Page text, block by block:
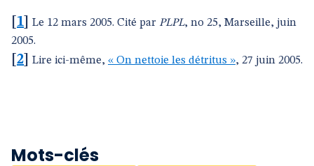
1 Le 12 mars 2005. Cité par PLPL, no 25, Marseille, juin
2005.
2 Lire ici-même, « On nettoie les détritus », 27 juin 2005.
Mots-clés